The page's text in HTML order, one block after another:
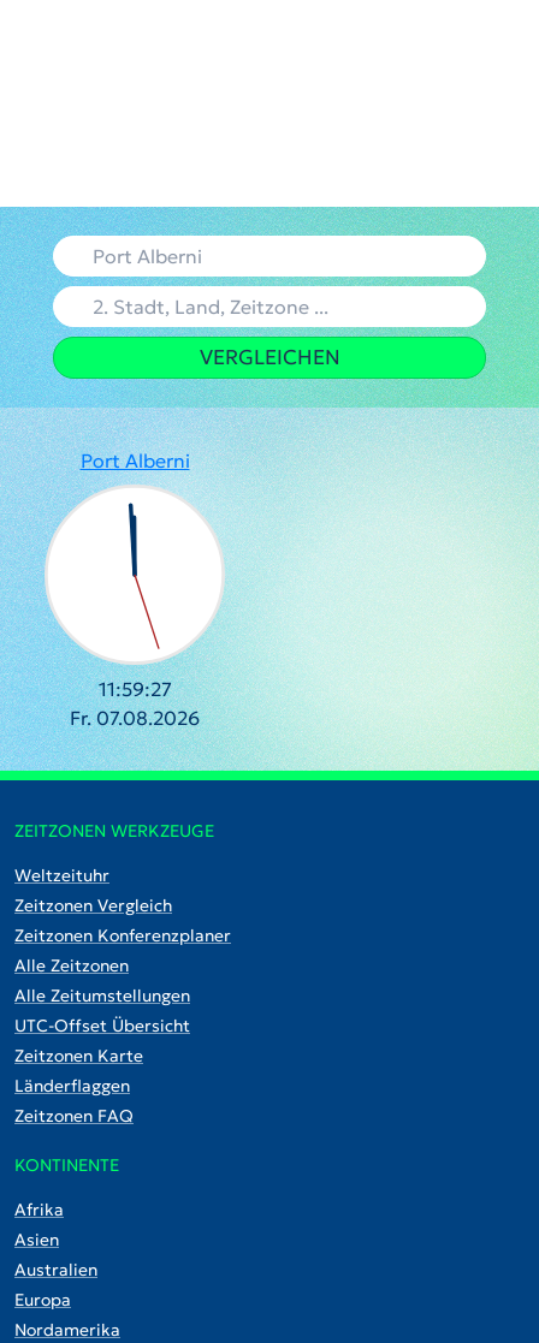
VERGLEICHEN
Port Alberni
11:59:28
Fr. 07.08.2026
ZEITZONEN WERKZEUGE
Weltzeituhr
Zeitzonen Vergleich
Zeitzonen Konferenzplaner
Alle Zeitzonen
Alle Zeitumstellungen
UTC-Offset Übersicht
Zeitzonen Karte
Länderflaggen
Zeitzonen FAQ
KONTINENTE
Afrika
Asien
Australien
Europa
Nordamerika